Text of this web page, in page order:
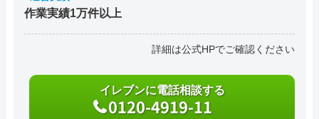
作業実績1万件以上
詳細は公式HPでご確認ください
イレブンに電話相談する
0120-4919-11